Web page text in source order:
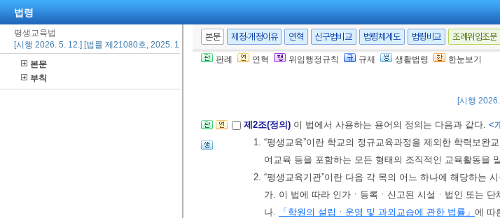
법령
평생교육법
[시행 2026. 5. 12.] [법률 제21080호, 2025. 11. 11., 일부개정]
본문
부칙
본문 제정·개정이유 연혁 신구법비교 법령체계도 법령비교 조례위임조문
판례 연혁 위임행정규칙 규제 생활법령 한눈보기
[시행
제1장 총칙
에 규정된 평
제2조(정의) 이 법에서 사용하는 용어의 정의는 다음과 같다. <
1. “평생교육”이란 학교의 정규교육과정을 제외한 학력보
여교육 등을 포함하는 모든 형태의 조직적인 교육활동을
2. “평생교육기관”이란 다음 각 목의 어느 하나에 해당하는
가. 이 법에 따라 인가ㆍ등록ㆍ신고된 시설ㆍ법인 또는 단
나.
「학원의 설립ㆍ운영 및 과외교습에 관한 법률」 에 따